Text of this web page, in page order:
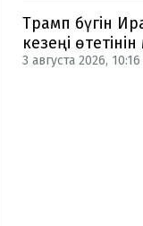
Трамп бүгін
кезеңі
3 августа 2026, 10:16